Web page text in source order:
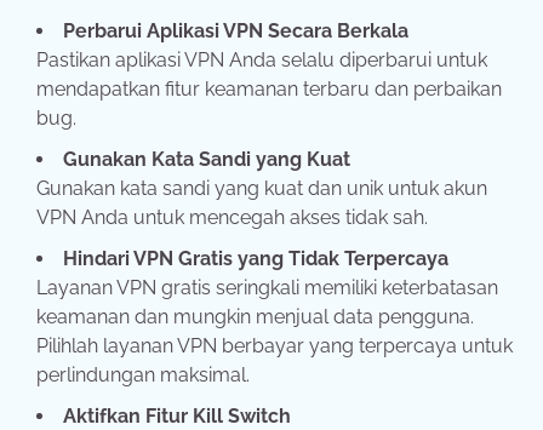
Perbarui Aplikasi VPN Secara Berkala
Pastikan aplikasi VPN Anda selalu diperbarui untuk
mendapatkan fitur keamanan terbaru dan perbaikan
bug.
Gunakan Kata Sandi yang Kuat
Gunakan kata sandi yang kuat dan unik untuk akun
VPN Anda untuk mencegah akses tidak sah.
Hindari VPN Gratis yang Tidak Terpercaya
Layanan VPN gratis seringkali memiliki keterbatasan
keamanan dan mungkin menjual data pengguna.
Pilihlah layanan VPN berbayar yang terpercaya untuk
perlindungan maksimal.
Aktifkan Fitur Kill Switch